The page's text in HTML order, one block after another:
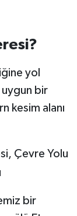
yol
uygun bir
kesim alanı
Çevre Yolu
bir